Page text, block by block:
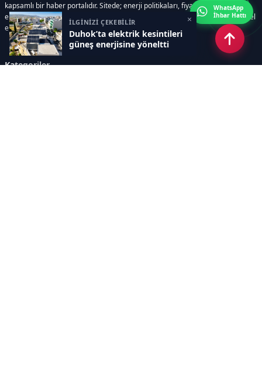
İLGİNİZİ ÇEKEBİLİR
Duhok’ta elektrik kesintileri
güneş enerjisine yöneltti
×
kapsamlı bir haber portalıdır. Sitede; enerji politikaları, fiyat hareketleri,
elektrik kesintileri, yeni teknolojiler, nükleer enerji, elektrikli araçlar ve küresel
enerji krizleri gibi başlıklar öne çıkar.
Kategoriler
WhatsApp
İhbar Hattı